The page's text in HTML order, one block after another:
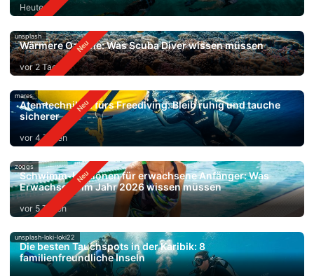
Heute
unsplash
Wärmere Ozeane: Was Scuba Diver wissen müssen
vor 2 Tagen
mares
Atemtechniken fürs Freediving: Bleib ruhig und tauche
sicherer
vor 4 Tagen
zoggs
Schwimm-Lektionen für erwachsene Anfänger: Was
Erwachsene im Jahr 2026 wissen müssen
vor 5 Tagen
unsplash-loki-loki22
Die besten Tauchspots in der Karibik: 8
familienfreundliche Inseln